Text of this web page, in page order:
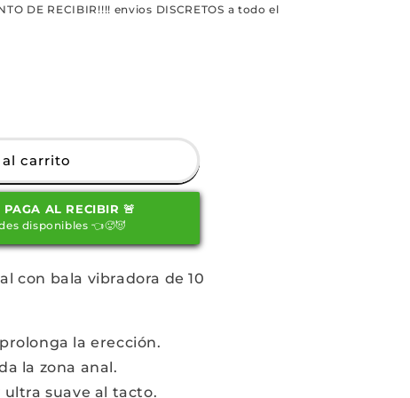
DE RECIBIR!!!! envios DISCRETOS a todo el
carrito
AL RECIBIR 🚨
disponibles 👈🥵😈
con bala vibradora de 10
la erección.
la zona anal.
suave al tacto.